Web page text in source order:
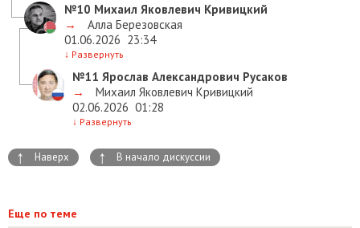
№10 Михаил Яковлевич Кривицкий
→
Алла Березовская
01.06.2026 23:34
↓ Развернуть
№11 Ярослав Александрович Русаков
→
Михаил Яковлевич Кривицкий
02.06.2026 01:28
↓ Развернуть
↑ Наверх ↑ В начало дискуссии
Еще по теме